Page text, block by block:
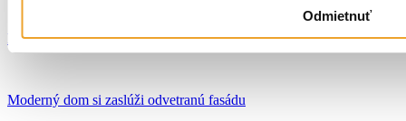
Odmietnuť
Detail
Moderný dom si zaslúži odvetranú fasádu